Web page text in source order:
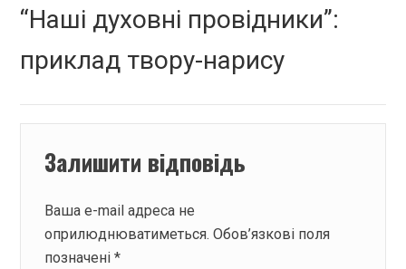
Next
post:
“Наші духовні провідники”:
приклад твору-нарису
Залишити відповідь
Ваша e-mail адреса не
оприлюднюватиметься. Обов’язкові поля
позначені*